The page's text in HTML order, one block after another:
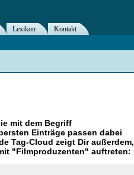
mit dem Begriff
Einträge passen dabei
Tag-Cloud zeigt Dir außerdem,
"Filmproduzenten" auftreten:
Lexikon
Kontakt